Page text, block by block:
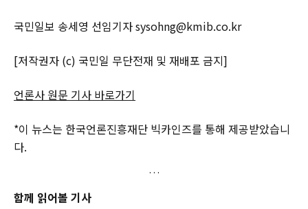
국민일보 송세영 선임기자 sysohng@kmib.co.kr
[저작권자 (c) 국민일 무단전재 및 재배포 금지]
언론사 원문 기사 바로가기
*이 뉴스는 한국언론진흥재단 빅카인즈를 통해 제공받았습니
다.
함께 읽어볼 기사